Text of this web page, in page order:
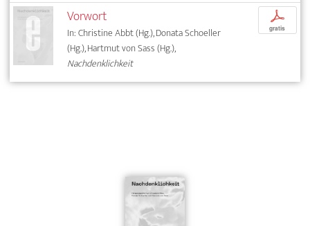
Vorwort
In: Christine Abbt (Hg.), Donata Schoeller
(Hg.), Hartmut von Sass (Hg.),
Nachdenklichkeit
p
gratis